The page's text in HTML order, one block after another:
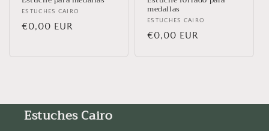
Proveedor:
ESTUCHES CAIRO
Precio
€0,00 EUR
medallas
Proveedor:
ESTUCHES CAIRO
Precio
€0,00 EUR
Estuches Cairo